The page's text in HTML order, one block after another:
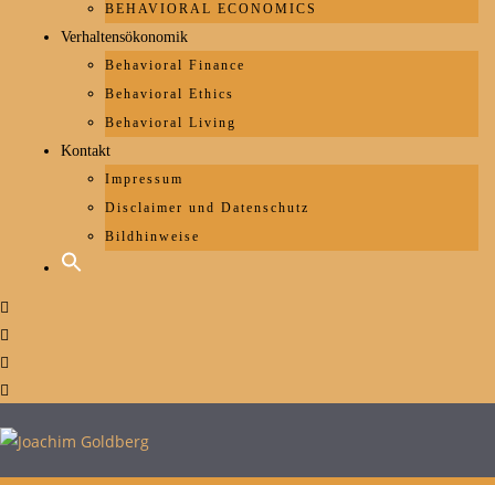
BEHAVIORAL ECONOMICS
Verhaltensökonomik
Behavioral Finance
Behavioral Ethics
Behavioral Living
Kontakt
Impressum
Disclaimer und Datenschutz
Bildhinweise